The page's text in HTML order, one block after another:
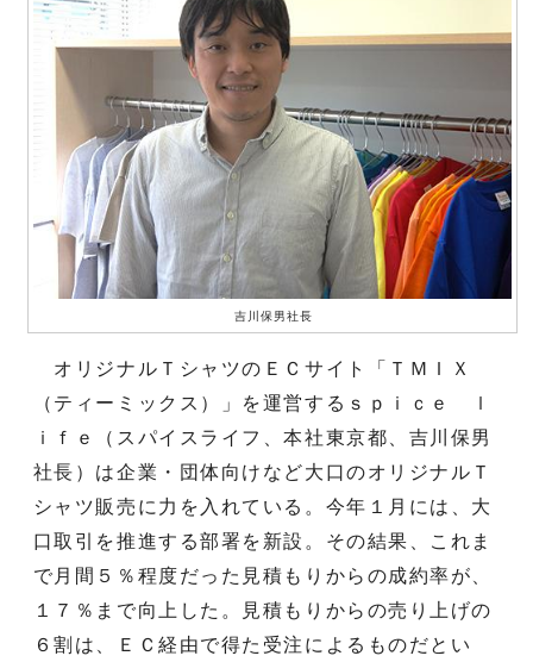
吉川保男社長
オリジナルＴシャツのＥＣサイト「ＴＭＩＸ
（ティーミックス）」を運営するｓｐｉｃｅ ｌ
ｉｆｅ（スパイスライフ、本社東京都、吉川保男
社長）は企業・団体向けなど大口のオリジナルＴ
シャツ販売に力を入れている。今年１月には、大
口取引を推進する部署を新設。その結果、これま
で月間５％程度だった見積もりからの成約率が、
１７％まで向上した。見積もりからの売り上げの
６割は、ＥＣ経由で得た受注によるものだとい